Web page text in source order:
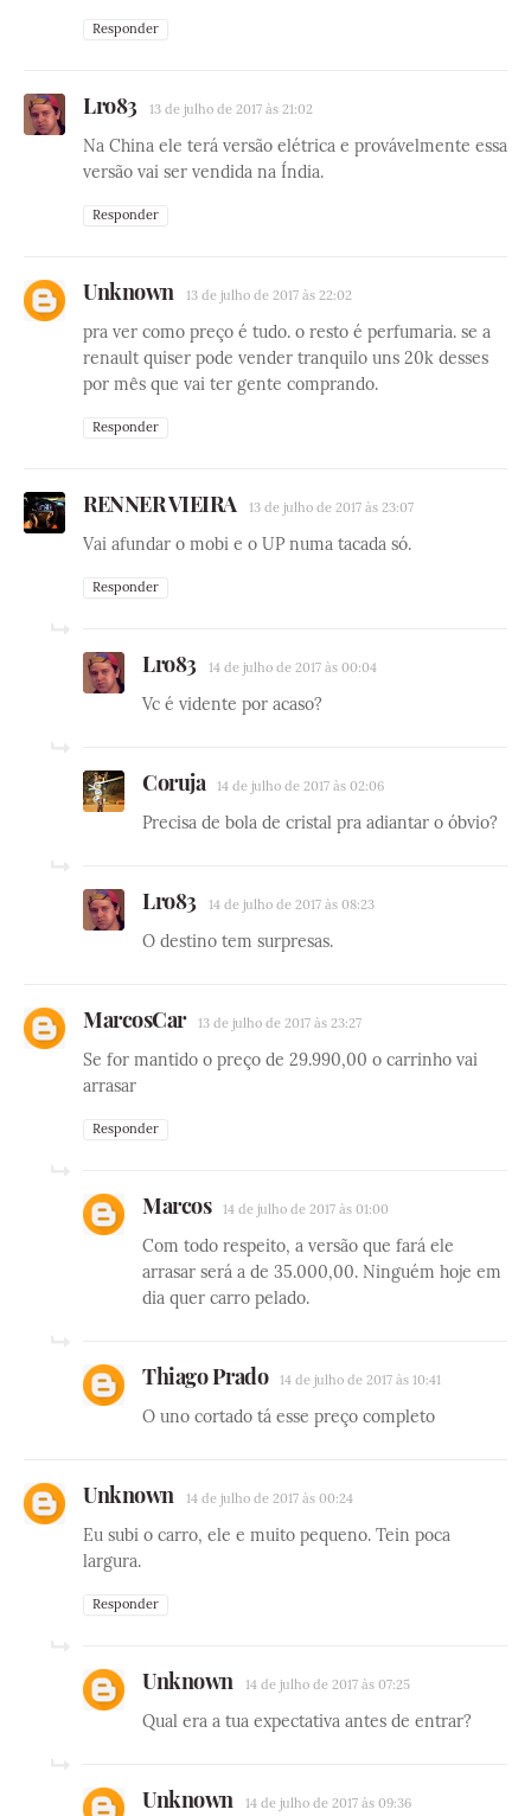
Responder
Lro83 13 de julho de 2017 às 21:02
Na China ele terá versão elétrica e provávelmente essa
versão vai ser vendida na Índia.
Responder
Unknown 13 de julho de 2017 às 22:02
pra ver como preço é tudo. o resto é perfumaria. se a
renault quiser pode vender tranquilo uns 20k desses
por mês que vai ter gente comprando.
Responder
RENNER VIEIRA 13 de julho de 2017 às 23:07
Vai afundar o mobi e o UP numa tacada só.
Responder
Lro83 14 de julho de 2017 às 00:04
Vc é vidente por acaso?
Coruja 14 de julho de 2017 às 02:06
Precisa de bola de cristal pra adiantar o óbvio?
Lro83 14 de julho de 2017 às 08:23
O destino tem surpresas.
MarcosCar 13 de julho de 2017 às 23:27
Se for mantido o preço de 29.990,00 o carrinho vai
arrasar
Responder
Marcos 14 de julho de 2017 às 01:00
Com todo respeito, a versão que fará ele
arrasar será a de 35.000,00. Ninguém hoje em
dia quer carro pelado.
Thiago Prado 14 de julho de 2017 às 10:41
O uno cortado tá esse preço completo
Unknown 14 de julho de 2017 às 00:24
Eu subi o carro, ele e muito pequeno. Tein poca
largura.
Responder
Unknown 14 de julho de 2017 às 07:25
Qual era a tua expectativa antes de entrar?
Unknown 14 de julho de 2017 às 09:36